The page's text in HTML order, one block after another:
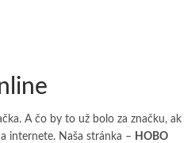
A čo by to už bolo za značku, ak
internete. Naša stránka – HOBO